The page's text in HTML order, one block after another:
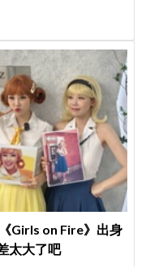
Girls on Fire》出身
太大了吧